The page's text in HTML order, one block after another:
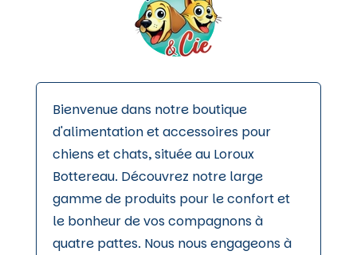
Bienvenue dans notre boutique
d'alimentation et accessoires pour
chiens et chats, située au Loroux
Bottereau. Découvrez notre large
gamme de produits pour le confort et
le bonheur de vos compagnons à
quatre pattes. Nous nous engageons à